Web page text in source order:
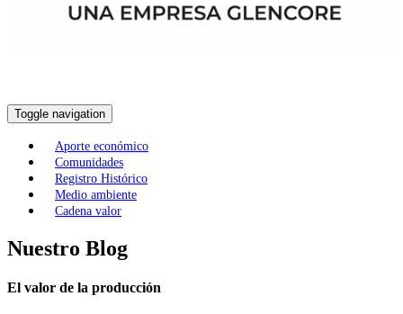
Toggle navigation
Aporte económico
Comunidades
Registro Histórico
Medio ambiente
Cadena valor
Nuestro Blog
El valor de la producción